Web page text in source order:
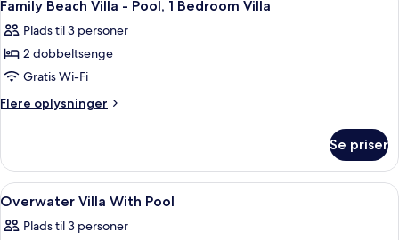
Villa,
2
Double
Bedroom
Villa,
Double
alle
billeder
af
Family
Beach
Pool,
Bedroom
Villa
Family Beach Villa - Pool, 1 Bedroom Villa
Plads til 3 personer
2 dobbeltsenge
Gratis Wi-Fi
Flere oplysninger
Flere
Beach
Villa
-
Se priser
Indlæs
alle
billeder
7
Overwater Villa With Pool
Plads til 3 personer